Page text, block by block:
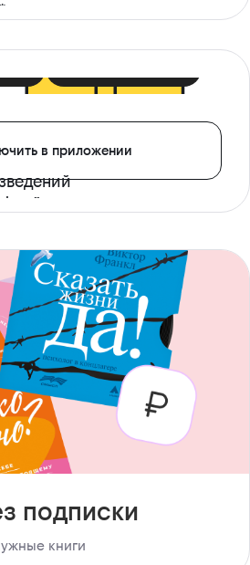
в приложении
подписки
книги